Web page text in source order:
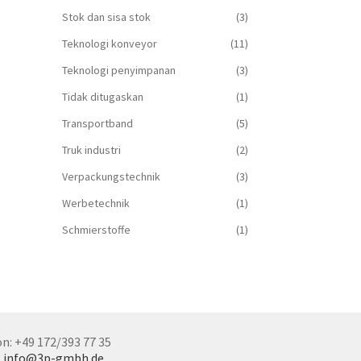
Stok dan sisa stok
(3)
Teknologi konveyor
(11)
Teknologi penyimpanan
(3)
Tidak ditugaskan
(1)
Transportband
(5)
Truk industri
(2)
Verpackungstechnik
(3)
Werbetechnik
(1)
Schmierstoffe
(1)
+49 172/393 77 35